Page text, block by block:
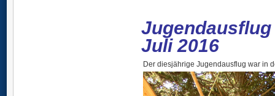
Juli 2016
Der diesjährige Jugendausflug war in